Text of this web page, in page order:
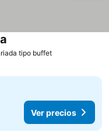
tipo buffetVer precios
Ver precios